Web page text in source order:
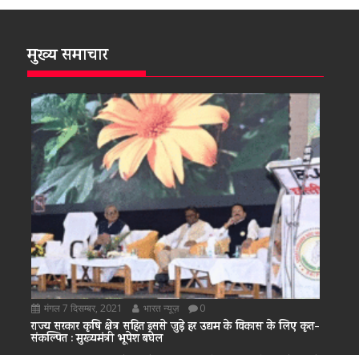
मुख्य समाचार
मंगल 7 दिसम्बर, 2021 भारत न्यूज़ 0
राज्य सरकार कृषि क्षेत्र सहित इससे जुड़े हर उद्यम के विकास के लिए कृत-
संकल्पित : मुख्यमंत्री भूपेश बघेल